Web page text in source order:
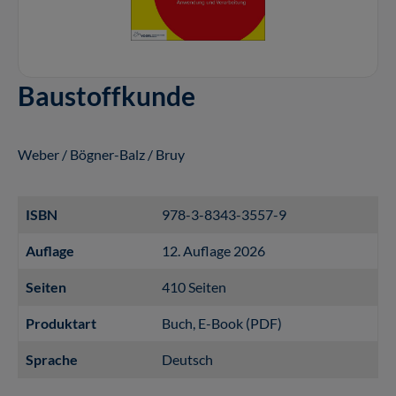
Baustoffkunde
Weber / Bögner-Balz / Bruy
ISBN 978-3-8343-3557-9
Auflage 12. Auflage 2026
Seiten 410 Seiten
Produktart Buch , E-Book (PDF)
Sprache Deutsch